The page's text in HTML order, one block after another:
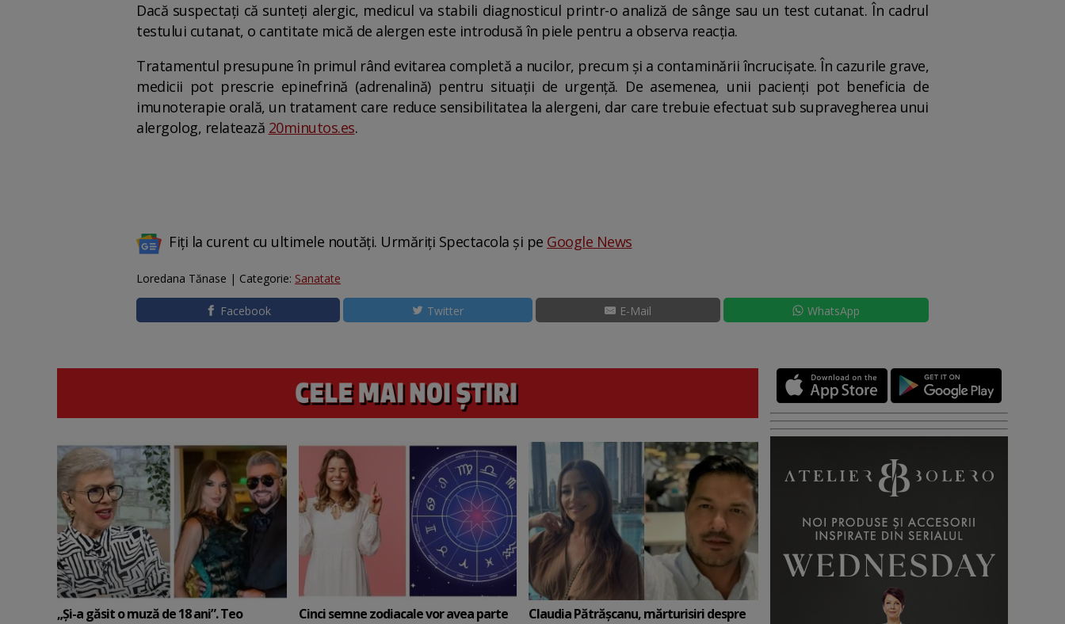
Dacă suspectați că sunteți alergic, medicul va stabili diagnosticul printr-o analiză de sânge sau un test cutanat. În cadrul
testului cutanat, o cantitate mică de alergen este introdusă în piele pentru a observa reacția.
Tratamentul presupune în primul rând evitarea completă a nucilor, precum și a contaminării încrucișate. În cazurile grave,
medicii pot prescrie epinefrină (adrenalină) pentru situații de urgență. De asemenea, unii pacienți pot beneficia de
imunoterapie orală, un tratament care reduce sensibilitatea la alergeni, dar care trebuie efectuat sub supravegherea unui
alergolog, relatează 20minutos.es.
Fiți la curent cu ultimele noutăți. Urmăriți Spectacola și pe Google News
Loredana Tănase | Categorie: Sanatate
Facebook Twitter E-Mail WhatsApp
„Și-a găsit o muză de 18 ani”. Teo
Cinci semne zodiacale vor avea parte
Claudia Pătrășcanu, mărturisiri despre